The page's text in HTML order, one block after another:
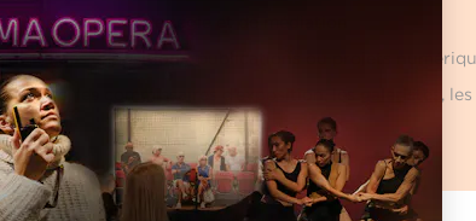
conservation, de régie et de médiation
des expositions, publications ou projets
les commissaires d’exposition, les
,